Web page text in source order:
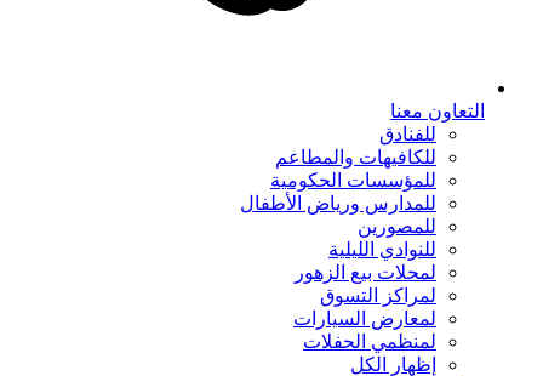
التعاون معنا
للفنادق
للكافيهات والمطاعم
للمؤسسات الحكومية
للمدارس ورياض الأطفال
للمصورين
للنوادي الليلية
لمحلات بيع الزهور
لمراكز التسوق
لمعارض السيارات
لمنظمي الحفلات
إظهار الكل